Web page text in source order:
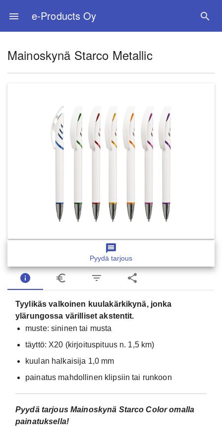
menu e-Products Oy search
Mainoskynä Starco Metallic
message
Pyydä tarjous
info euro_symbol filter_list share
Tyylikäs valkoinen kuulakärkikynä, jonka
ylärungossa värilliset akstentit.
muste: sininen tai musta
täyttö: X20 (kirjoituspituus n. 1,5 km)
kuulan halkaisija 1,0 mm
painatus mahdollinen klipsiin tai runkoon
Pyydä tarjous Mainoskynä Starco Color omalla
painatuksella!